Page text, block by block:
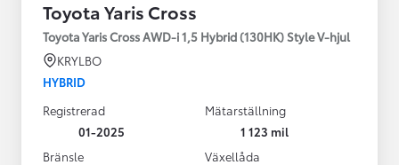
Toyota Yaris Cross
Toyota Yaris Cross AWD-i 1,5 Hybrid (130HK) Style V-hjul
KRYLBO
HYBRID
Registrerad
01-2025
Mätarställning
1 123 mil
Bränsle
Växellåda